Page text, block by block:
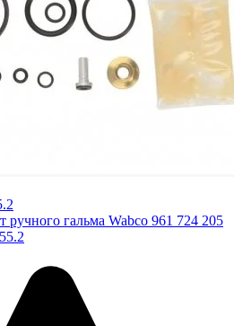
ручного гальма Wabco 961 724 205